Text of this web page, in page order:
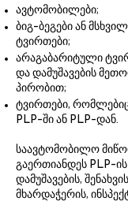
ავტომობილები;
ბიგ-ბეგები ან
ტვირთები;
არაგაბარიტული
და დამუშავების
პირობით;
ტვირთები,
PLP-ში ან PLP-დან.
საავტომობილო
გაერთიანდეს PLP-
დამუშავების,
მხარდაჭერის,